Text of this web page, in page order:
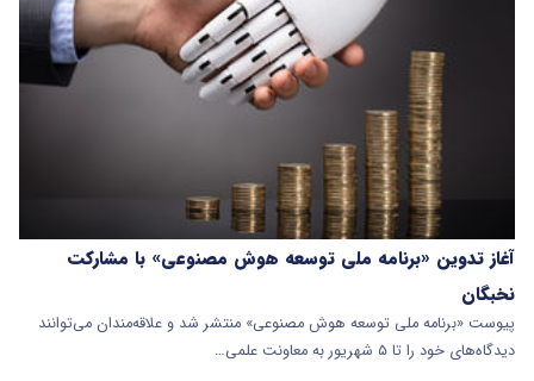
آغاز تدوین «برنامه ملی توسعه هوش مصنوعی» با مشارکت
نخبگان
پیوست «برنامه ملی توسعه هوش مصنوعی» منتشر شد و علاقه‌مندان می‌توانند
دیدگاه‌های خود را تا ۵ شهریور به معاونت علمی…